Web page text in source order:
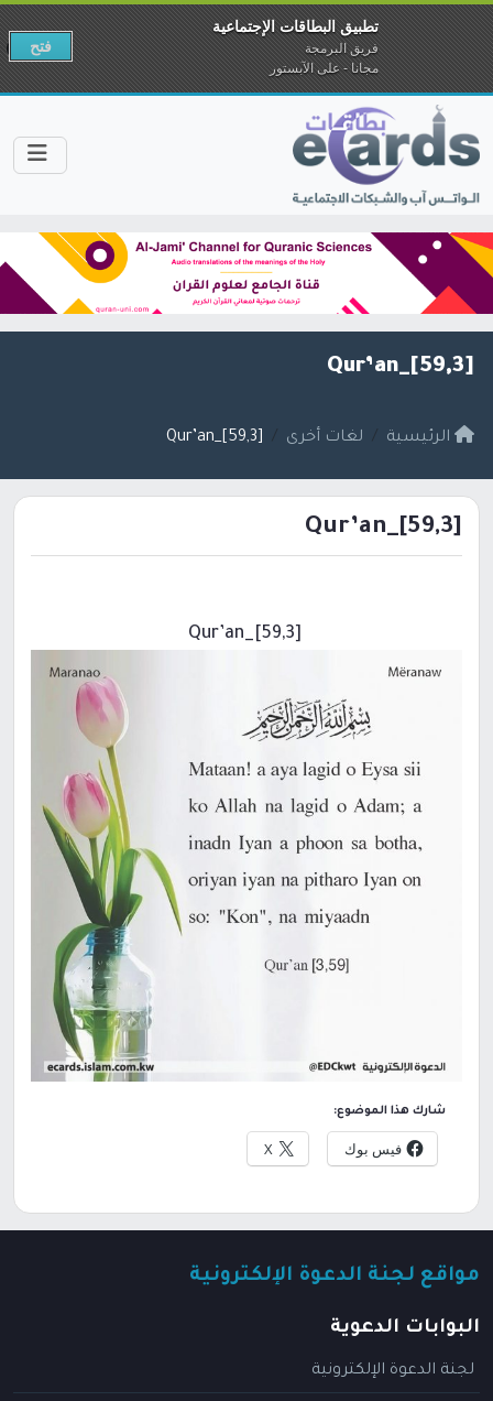
[59,3]_Qur’an
الرئيسية لغات أخرى [59,3]_Qur’an
[59,3]_Qur’an
شارك هذا الموضوع:
فيس بوك X
مواقع لجنة الدعوة الإلكترونية
البوابات الدعوية
لجنة الدعوة الإلكترونية
تطبيق البطاقات الإجتماعية
فريق البرمجة
مجانا - على الآبستور
فتح